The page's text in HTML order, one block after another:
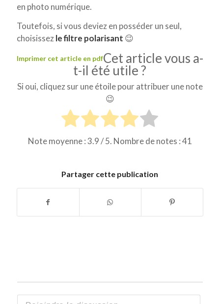
en photo numérique.
Toutefois, si vous deviez en posséder un seul,
choisissezle filtre polarisant 😉
Imprimer cet article en pdfCet article vous a-
t-il été utile ?
Si oui, cliquez sur une étoile pour attribuer une note
😉
Note moyenne :3.9/ 5. Nombre de notes :41
Partager cette publication